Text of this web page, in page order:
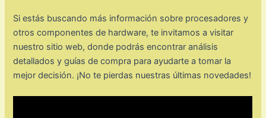
Si estás buscando más información sobre procesadores y
otros componentes de hardware, te invitamos a visitar
nuestro sitio web, donde podrás encontrar análisis
detallados y guías de compra para ayudarte a tomar la
mejor decisión. ¡No te pierdas nuestras últimas novedades!